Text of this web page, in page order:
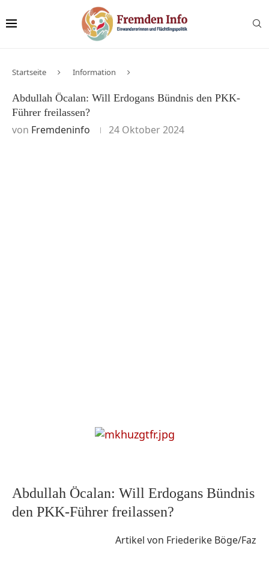
Startseite Information
Abdullah Öcalan: Will Erdogans Bündnis den PKK-
Führer freilassen?
von Fremdeninfo 24 Oktober 2024
Abdullah Öcalan: Will Erdogans Bündnis
den PKK-Führer freilassen?
Artikel von Friederike Böge/Faz